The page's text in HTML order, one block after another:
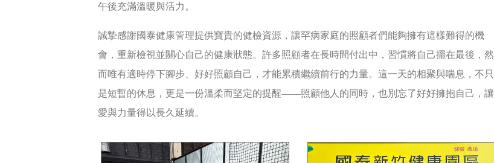
午後充滿溫暖與活力。
誠摯感謝國泰健康管理提供寶貴的健檢資源，讓罕病家庭的照顧者們能夠擁有這樣難得的機
會，重新檢視並關心自己的健康狀態。許多照顧者在長時間付出中，習慣將自己擺在最後，然
而唯有適時停下腳步、好好照顧自己，才能累積繼續前行的力量。這一天的相聚與喘息，不只
是短暫的休息，更是一份溫柔而堅定的提醒——照顧他人的同時，也別忘了好好擁抱自己，讓
愛與力量得以長久延續。